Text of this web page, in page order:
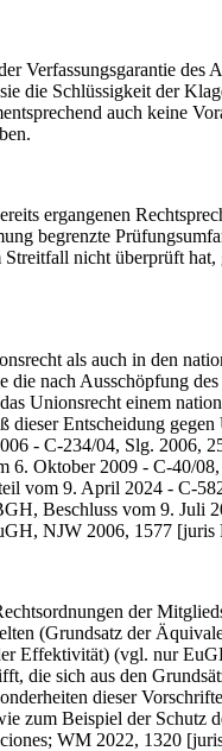
Verfassungsgarantie des
die Schlüssigkeit der
auch keine
ergangenen
begrenzte
nicht überprüft hat,
als auch in den
nach Ausschöpfung
Unionsrecht einem
Entscheidung
- C-234/04, Slg. 2006,
Oktober 2009 - C-40/
vom 9. April 2024 - C-
Beschluss vom 9. Juli
NJW 2006, 1577
der
(Grundsatz der
Effektivität) (vgl. nur
die sich aus den
dieser
zum Beispiel der Schutz
WM 2022, 1320